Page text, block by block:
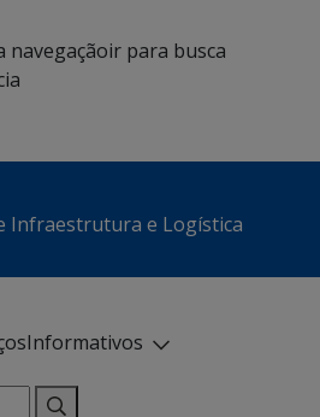
navegaçãoir para busca
Infraestrutura e Logística
Informativos